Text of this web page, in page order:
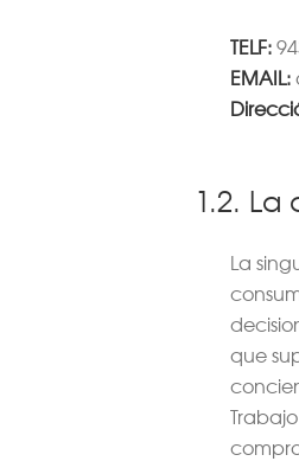
TELF:
EMAIL:
1.2.
La
que